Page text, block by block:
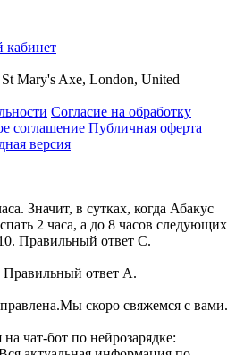
Mary's Axe, London, United
Согласие на обработку
соглашение Публичная оферта
версия
Значит, в сутках, когда Абакус
2 часа, а до 8 часов следующих
Правильный ответ С.
ответ А.
Мы скоро свяжемся с вами.
чат-бот по нейрозарядке: